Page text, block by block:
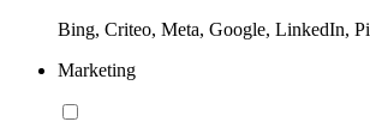
Bing, Criteo, Meta, Google, LinkedIn,
Marketing